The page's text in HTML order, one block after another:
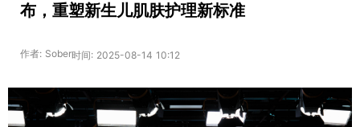
布，重塑新生儿肌肤护理新标准
作者: Sober时间: 2025-08-14 10:12